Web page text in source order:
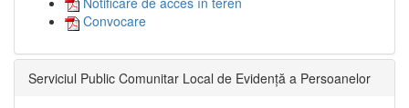
Convocare
Serviciul Public Comunitar Local de Evidență a Persoanelor